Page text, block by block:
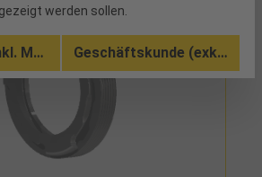
werden sollen.
MwSt.) Geschäftskunde (exkl.